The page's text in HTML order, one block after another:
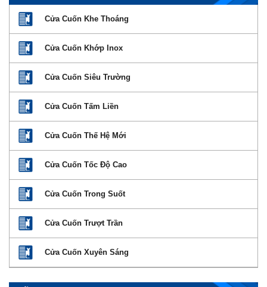
Cửa Cuốn Khe Thoáng
Cửa Cuốn Khớp Inox
Cửa Cuốn Siêu Trường
Cửa Cuốn Tấm Liền
Cửa Cuốn Thế Hệ Mới
Cửa Cuốn Tốc Độ Cao
Cửa Cuốn Trong Suốt
Cửa Cuốn Trượt Trần
Cửa Cuốn Xuyên Sáng